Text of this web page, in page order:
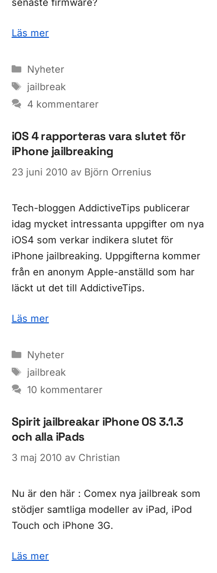
senaste firmware?
Läs mer
Kategorier
Nyheter
Etiketter
jailbreak
4 kommentarer
iOS 4 rapporteras vara slutet för
iPhone jailbreaking
23 juni 2010 av Björn Orrenius
Tech-bloggen AddictiveTips publicerar
idag mycket intressanta uppgifter om nya
iOS4 som verkar indikera slutet för
iPhone jailbreaking. Uppgifterna kommer
från en anonym Apple-anställd som har
läckt ut det till AddictiveTips.
Läs mer
Kategorier
Nyheter
Etiketter
jailbreak
10 kommentarer
Spirit jailbreakar iPhone OS 3.1.3
och alla iPads
3 maj 2010 av Christian
Nu är den här : Comex nya jailbreak som
stödjer samtliga modeller av iPad, iPod
Touch och iPhone 3G.
Läs mer